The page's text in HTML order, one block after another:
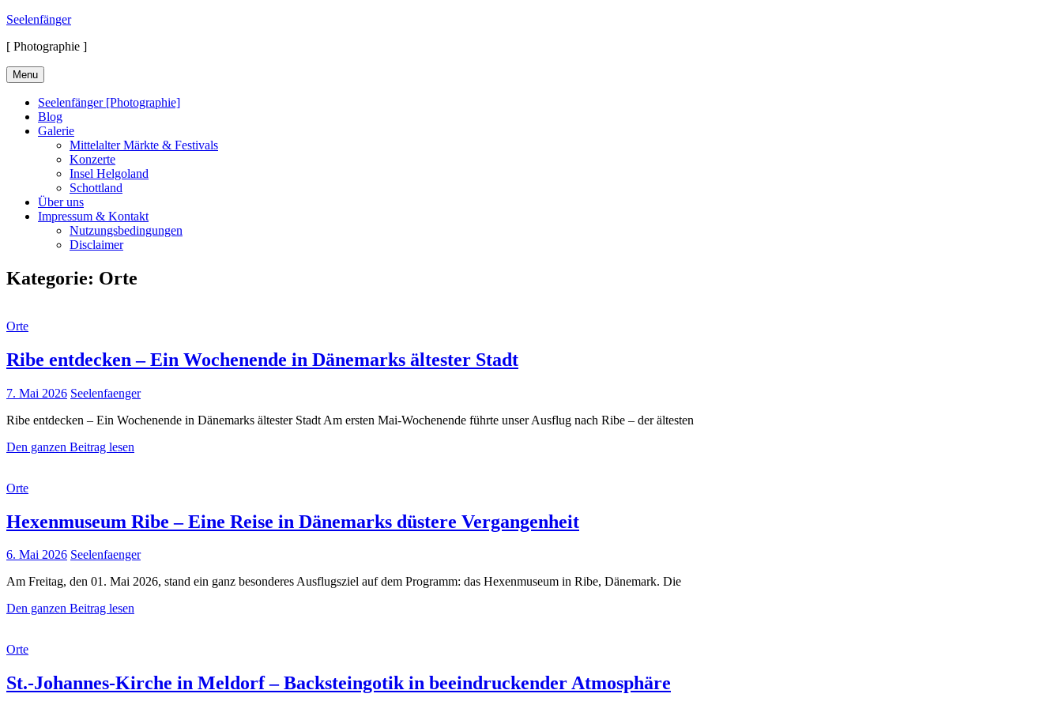
Skip
content
Seelenfänger
[ Photographie ]
Menu
Seelenfänger [Photographie]
Blog
Galerie
Mittelalter Märkte & Festivals
Konzerte
Insel Helgoland
Schottland
Über uns
Impressum & Kontakt
Nutzungsbedingungen
Disclaimer
Kategorie: Orte
Cat
Orte
Ribe entdecken – Ein Wochenende in Dänemarks ältester Stadt
Posted
7. Mai 2026 Seelenfaenger
Ribe entdecken – Ein Wochenende in Dänemarks ältester Stadt Am ersten Mai-Wochenende führte unser Ausflug nach Ribe – der ältesten
Den ganzen Beitrag lesen
in
Dänemarks
Stadt
Cat
Orte
Hexenmuseum Ribe – Eine Reise in Dänemarks düstere Vergangenheit
Posted
6. Mai 2026 Seelenfaenger
Am Freitag, den 01. Mai 2026, stand ein ganz besonderes Ausflugsziel auf dem Programm: das Hexenmuseum in Ribe, Dänemark. Die
Den ganzen Beitrag lesen
in
Dänemarks
Cat
Orte
St.-Johannes-Kirche in Meldorf – Backsteingotik in beeindruckender Atmosphäre